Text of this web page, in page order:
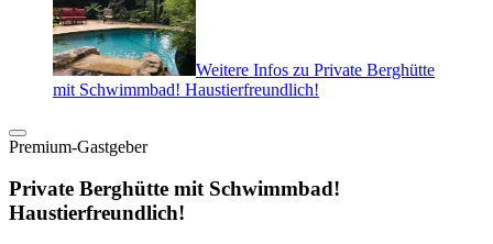
Weitere Infos zu Private Berghütte
mit Schwimmbad! Haustierfreundlich!
Premium-Gastgeber
Private Berghütte mit Schwimmbad!
Haustierfreundlich!